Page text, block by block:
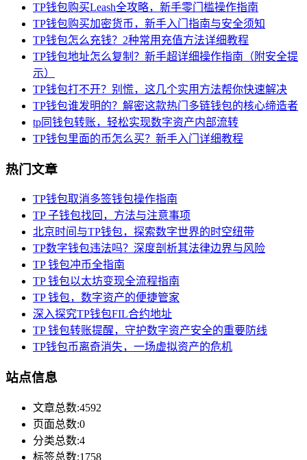
TP钱包购买Leash全攻略，新手零门槛操作指南
TP钱包购买加密货币，新手入门指南与安全须知
TP钱包怎么充钱？2种常用充值方法详细教程
TP钱包地址怎么复制？新手超详细操作指南（附安全提
示）
TP钱包打不开？别慌，这几个实用方法帮你快速解决
TP钱包谁发明的？解密这款热门多链钱包的核心缔造者
tp同钱包转账，轻松实现数字资产内部流转
TP钱包里面的币怎么买？新手入门详细教程
热门文章
TP钱包取消多签钱包操作指南
TP 子钱包找回，方法与注意事项
北京时间与TP钱包，探索数字世界的时空纽带
TP数字钱包违法吗？深度剖析其法律边界与风险
TP 钱包冲币全指南
TP 钱包以太坊变现全流程指南
TP 钱包，数字资产的便捷管家
深入探究TP钱包FIL合约地址
TP 钱包转账提醒，守护数字资产安全的重要防线
TP钱包币离奇消失，一场虚拟资产的危机
站点信息
文章总数:4592
页面总数:0
分类总数:4
标签总数:1758